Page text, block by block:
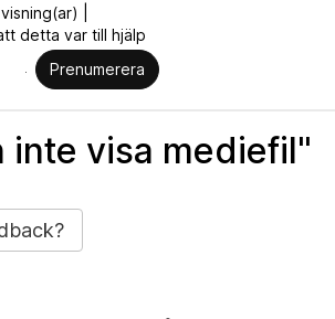
|
detta var till hjälp
Prenumerera
inte visa mediefil"